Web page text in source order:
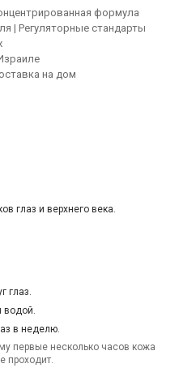
формула
| Регуляторные стандарты
на дом
глаз и верхнего века.
глаз.
водой.
в неделю.
первые несколько часов кожа
проходит.